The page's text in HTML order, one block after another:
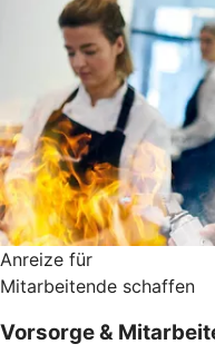
Anreize für
Mitarbeitende schaffen
Vorsorge &